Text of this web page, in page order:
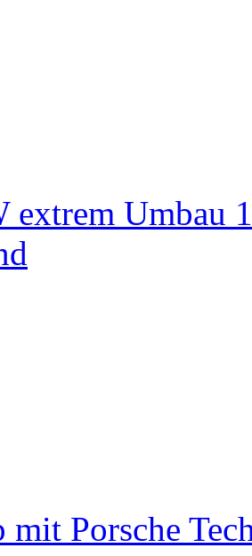
extrem Umbau
mit Porsche